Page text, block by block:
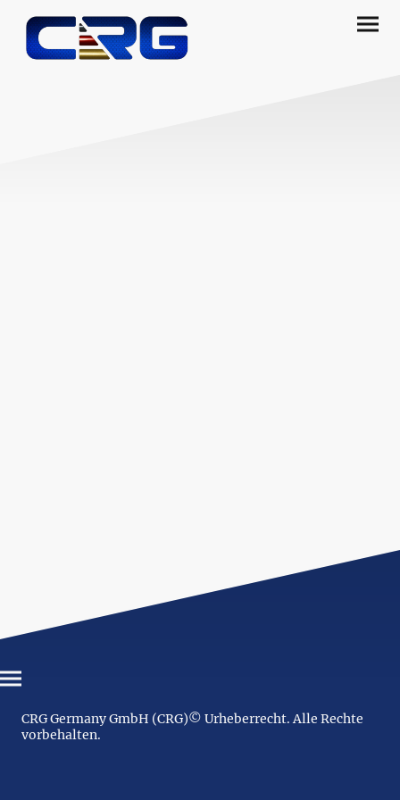
CRG Germany GmbH (CRG)© Urheberrecht. Alle Rechte
vorbehalten.